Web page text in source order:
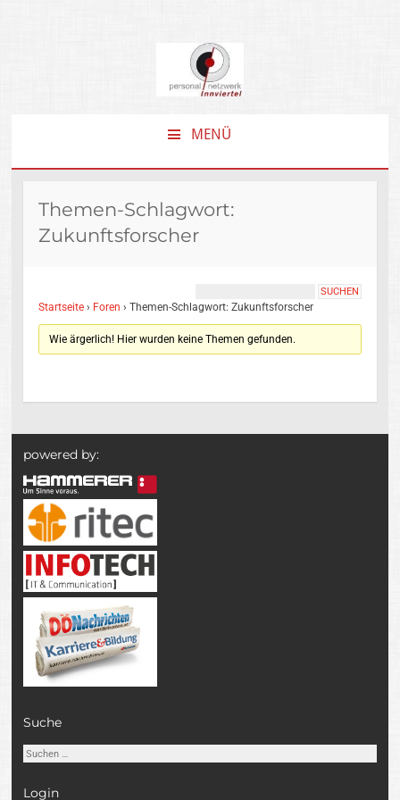
MENÜ
INHALT
Themen-Schlagwort:
Zukunftsforscher
Startseite › Foren › Themen-Schlagwort: Zukunftsforscher
Wie ärgerlich! Hier wurden keine Themen gefunden.
powered by:
Suche
Suchen
Login